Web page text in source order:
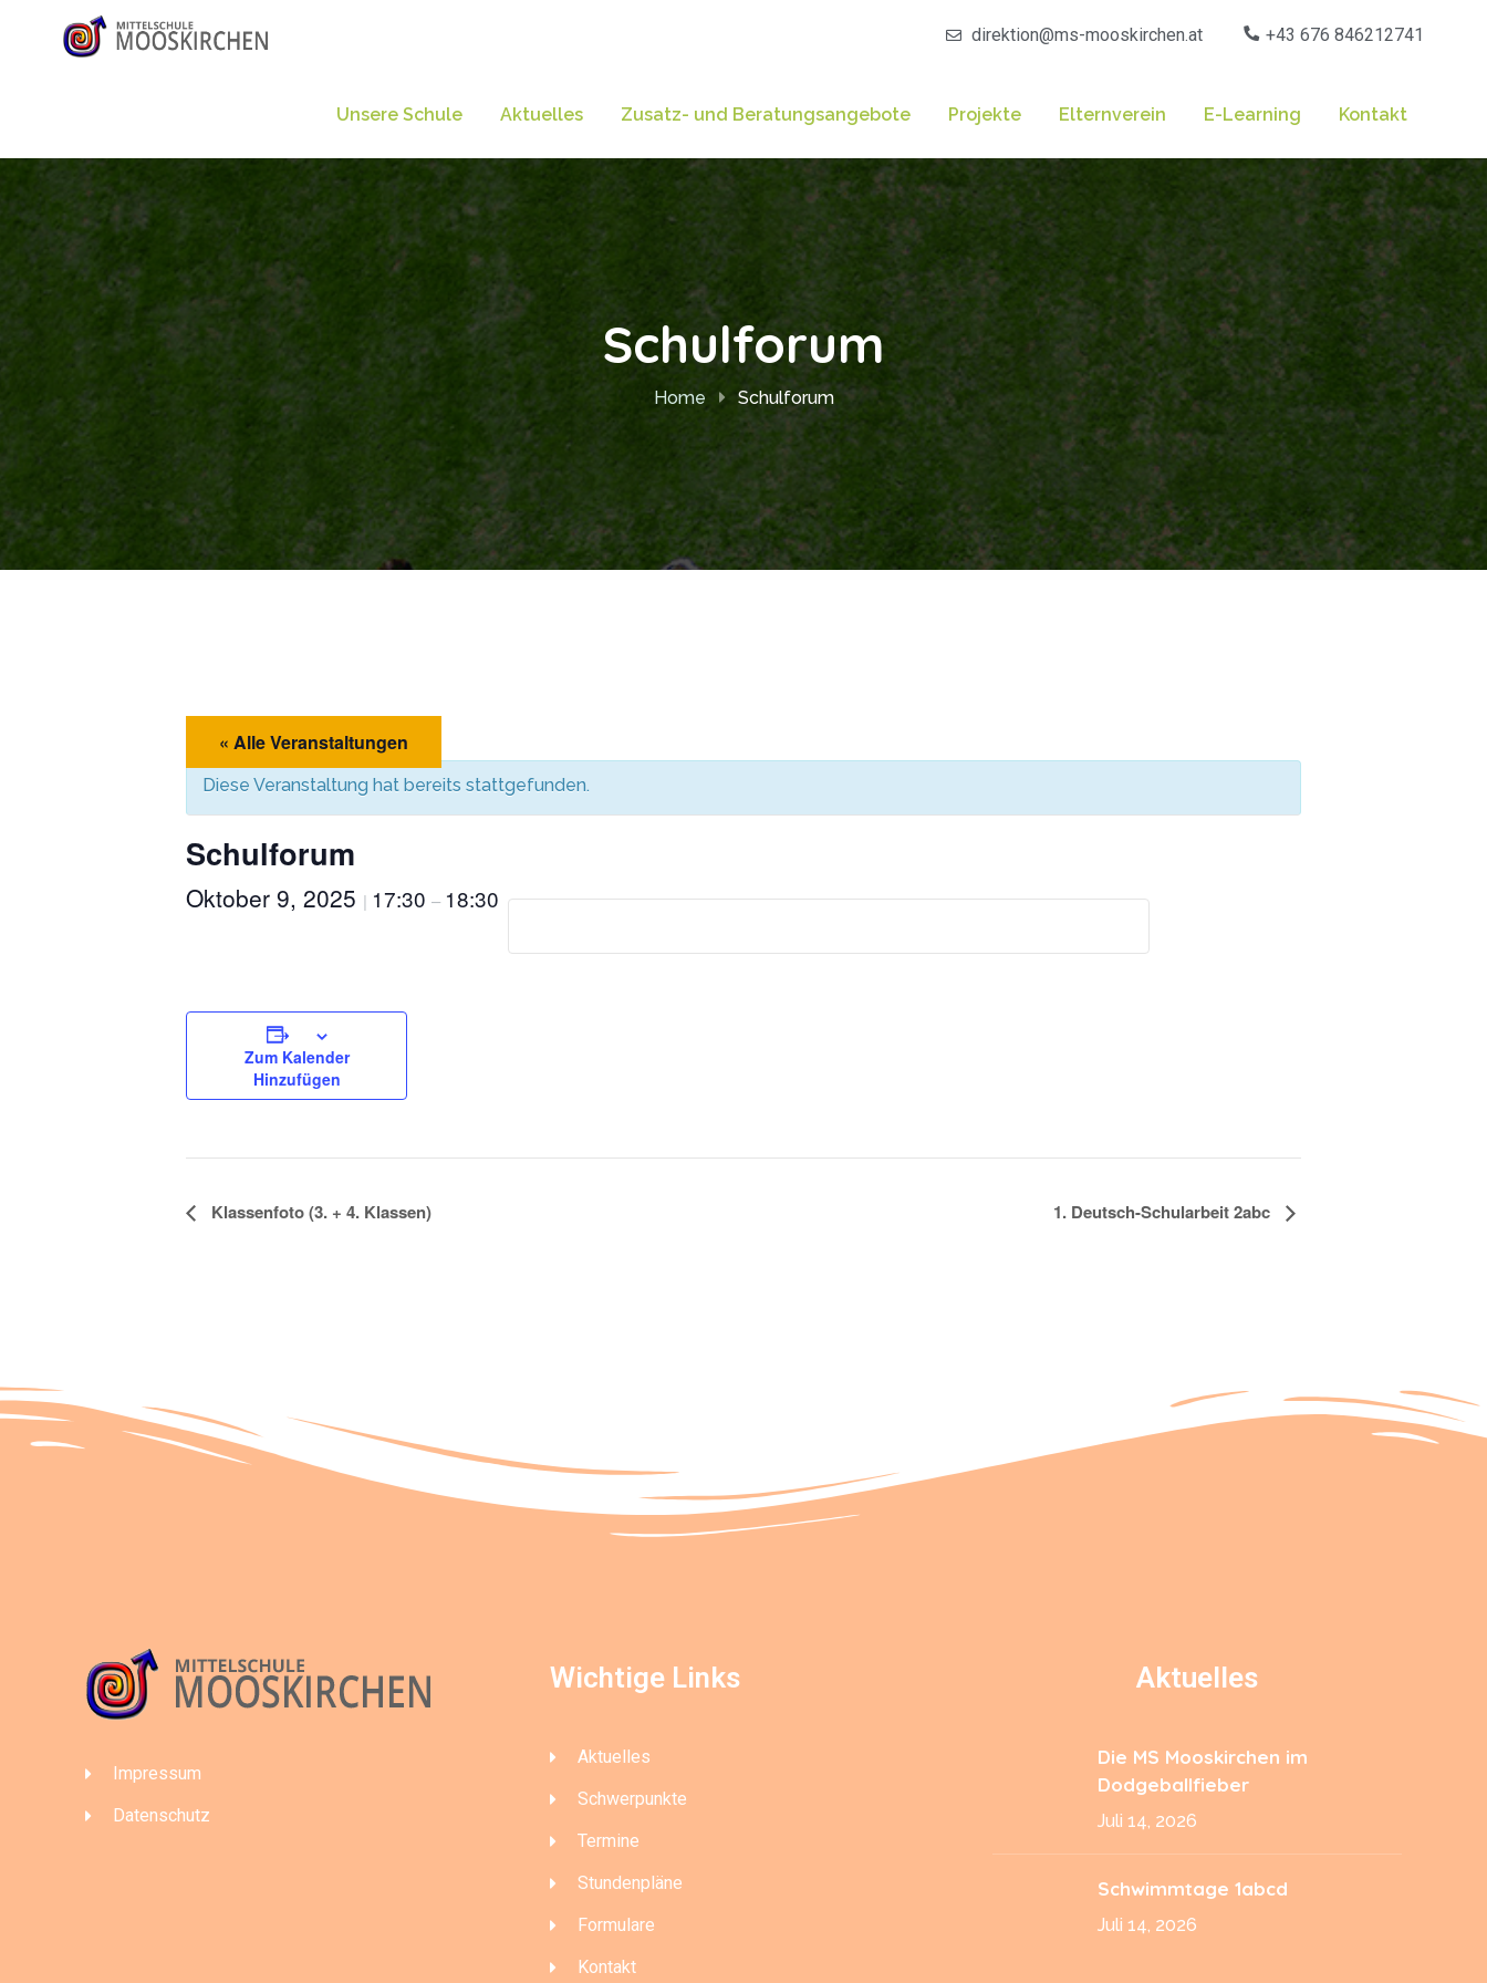
direktion@ms-mooskirchen.at +43 676 846212741
Unsere Schule Aktuelles Zusatz- und Beratungsangebote Projekte Elternverein E-Learning Kontakt
Schulforum
Home Schulforum
« Alle Veranstaltungen
Diese Veranstaltung hat bereits stattgefunden.
Schulforum
Oktober 9, 2025 | 17:30 – 18:30
Zum Kalender
Hinzufügen
Veranstaltung
Klassenfoto (3. + 4. Klassen) 1. Deutsch-Schularbeit 2abc
Impressum
Datenschutz
Wichtige Links
Aktuelles
Schwerpunkte
Termine
Stundenpläne
Formulare
Kontakt
Aktuelles
Die MS Mooskirchen im
Dodgeballfieber
Juli 14, 2026
Schwimmtage 1abcd
Juli 14, 2026